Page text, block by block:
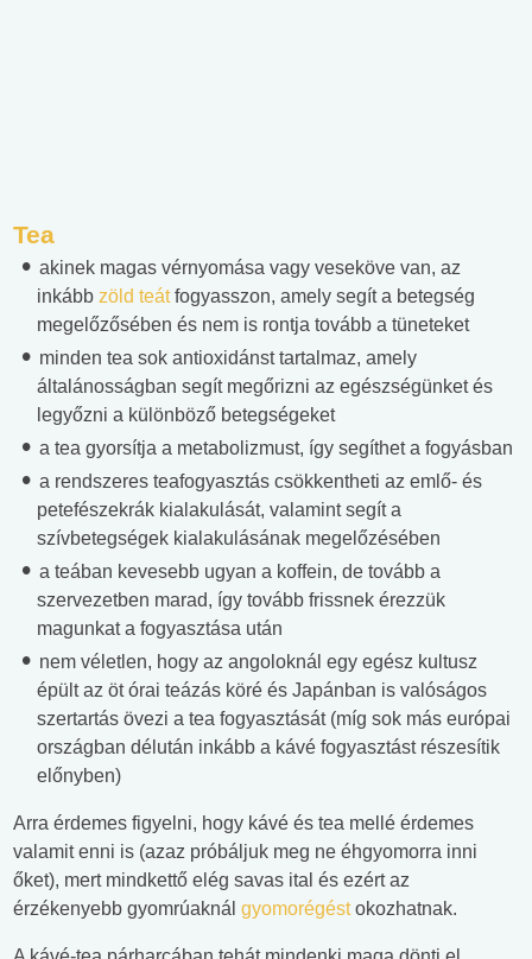
Tea
akinek magas vérnyomása vagy veseköve van, az
inkább zöld teátfogyasszon, amely segít a betegség
megelőzősében és nem is rontja tovább a tüneteket
minden tea sok antioxidánst tartalmaz, amely
általánosságban segít megőrizni az egészségünket és
legyőzni a különböző betegségeket
a tea gyorsítja a metabolizmust, így segíthet a fogyásban
a rendszeres teafogyasztás csökkentheti az emlő- és
petefészekrák kialakulását, valamint segít a
szívbetegségek kialakulásának megelőzésében
a teában kevesebb ugyan a koffein, de tovább a
szervezetben marad, így tovább frissnek érezzük
magunkat a fogyasztása után
nem véletlen, hogy az angoloknál egy egész kultusz
épült az öt órai teázás köré és Japánban is valóságos
szertartás övezi a tea fogyasztását (míg sok más európai
országban délután inkább a kávé fogyasztást részesítik
előnyben)
Arra érdemes figyelni, hogy kávé és tea mellé érdemes
valamit enni is (azaz próbáljuk meg ne éhgyomorra inni
őket), mert mindkettő elég savas ital és ezért az
érzékenyebb gyomrúaknál gyomorégéstokozhatnak.